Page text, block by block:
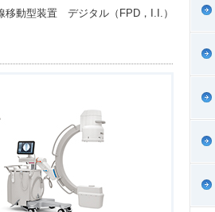
移動型装置 デジタル（FPD，I.I.）